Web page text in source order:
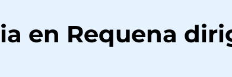
en Requena